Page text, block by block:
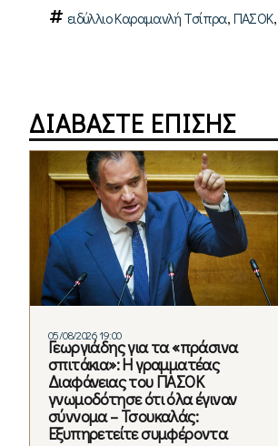
ειδύλλιο Καραμανλή Τσίπρα,ΠΑΣΟΚ,
ΔΙΑΒΑΣΤΕ ΕΠΙΣΗΣ
05/08/2026 19:00
Γεωργιάδης για τα «πράσινα
σπιτάκια»: Η γραμματέας
Διαφάνειας του ΠΑΣΟΚ
γνωμοδότησε ότι όλα έγιναν
σύννομα – Τσουκαλάς:
Εξυπηρετείτε συμφέροντα